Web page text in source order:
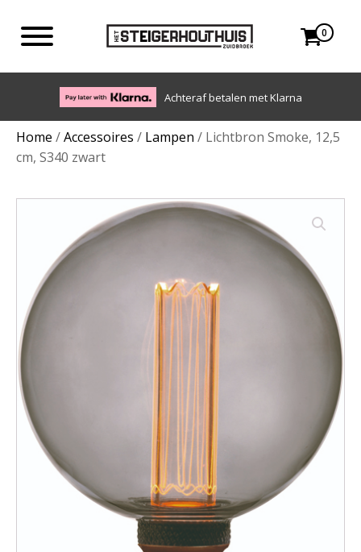
0
Eigen bezorgdienst in NL en BE. Afhalen ook mogelijk.
Home /Accessoires / Lampen / Lichtbron Smoke, 12,5
cm, S340 zwart